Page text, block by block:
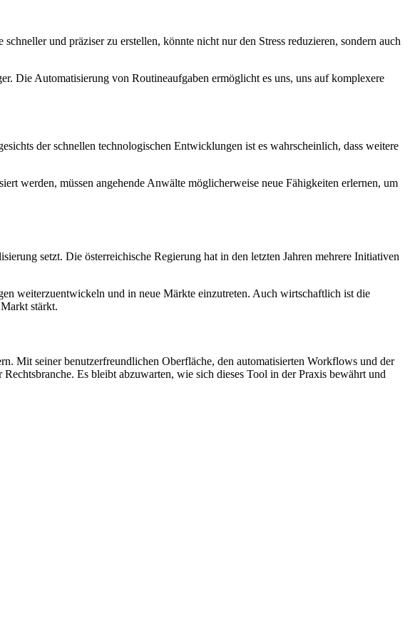
und präziser zu erstellen, könnte nicht nur den Stress reduzieren, sondern auch
Die Automatisierung von Routineaufgaben ermöglicht es uns, uns auf komplexere
der schnellen technologischen Entwicklungen ist es wahrscheinlich, dass weitere
werden, müssen angehende Anwälte möglicherweise neue Fähigkeiten erlernen, um
setzt. Die österreichische Regierung hat in den letzten Jahren mehrere Initiativen
weiterzuentwickeln und in neue Märkte einzutreten. Auch wirtschaftlich ist die
stärkt.
Mit seiner benutzerfreundlichen Oberfläche, den automatisierten Workflows und der
Es bleibt abzuwarten, wie sich dieses Tool in der Praxis bewährt und